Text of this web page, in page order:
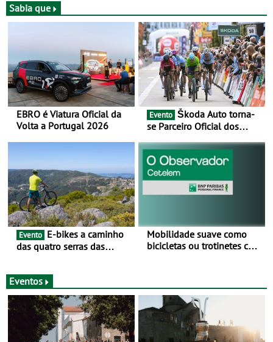
entre 5 e 16 de Agosto
Sabia que
EBRO é Viatura Oficial da
Volta a Portugal 2026
Evento
se Parceiro Oficial dos
BTT e Gravel da UCI - Para
os anos de 2025 e 2026
Evento
das quatro serras das
e 10 de Junho
Mobilidade suave como
bicicletas ou trotinetes com
usam os automóveis
exclusivamente em áreas
urbanas
Eventos